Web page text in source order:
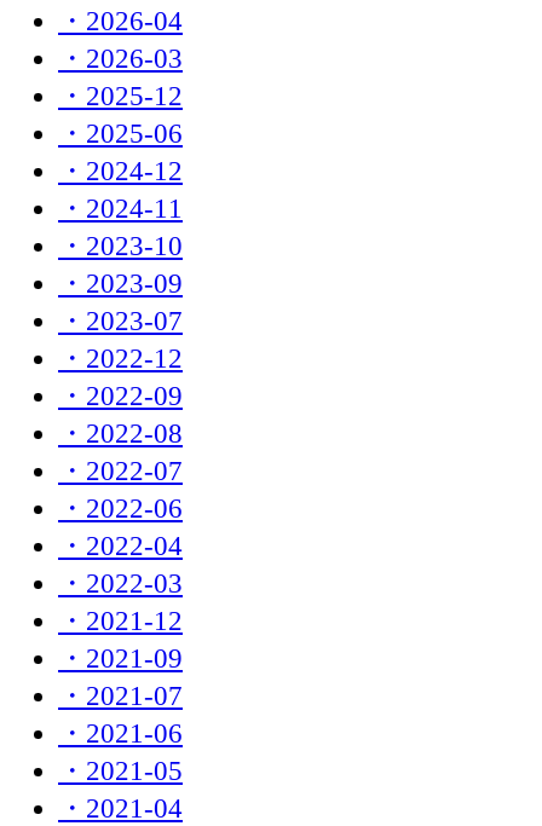
・2026-04
・2026-03
・2025-12
・2025-06
・2024-12
・2024-11
・2023-10
・2023-09
・2023-07
・2022-12
・2022-09
・2022-08
・2022-07
・2022-06
・2022-04
・2022-03
・2021-12
・2021-09
・2021-07
・2021-06
・2021-05
・2021-04